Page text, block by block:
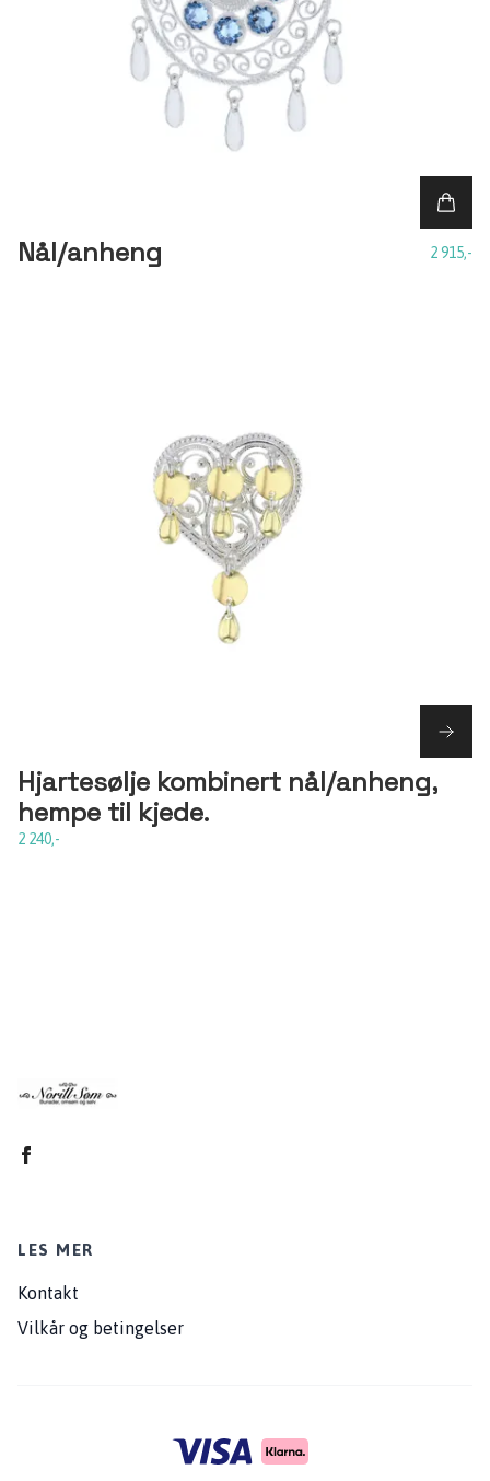
Nål/anheng 2 915,-
Hjartesølje kombinert nål/anheng,
hempe til kjede.
2 240,-
LES MER
Kontakt
Vilkår og betingelser